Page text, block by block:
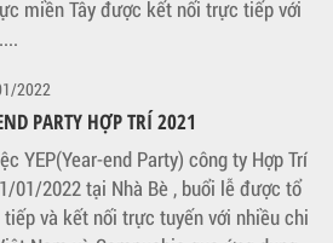
miền Tây được kết nối trực tiếp với
2022
PARTY HỢP TRÍ 2021
YEP(Year-end Party) công ty Hợp Trí
01/2022 tại Nhà Bè , buổi lễ được tổ
và kết nối trực tuyến với nhiều chi